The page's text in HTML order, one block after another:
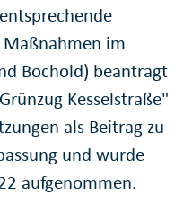
im
Bochold) beantragt
Kesselstraße"
als Beitrag zu
und wurde
aufgenommen.